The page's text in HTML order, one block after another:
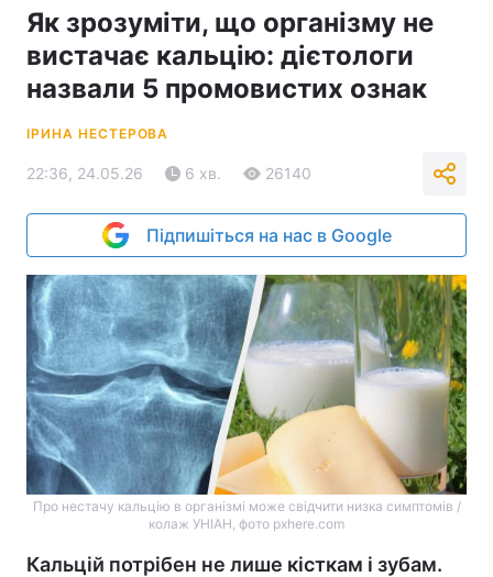
Як зрозуміти, що організму не
вистачає кальцію: дієтологи
назвали 5 промовистих ознак
ІРИНА НЕСТЕРОВА
22:36, 24.05.26 6 хв. 26140
Підпишіться на нас в Google
Про нестачу кальцію в організмі може свідчити низка симптомів /
колаж УНІАН, фото pxhere.com
Кальцій потрібен не лише кісткам і зубам.